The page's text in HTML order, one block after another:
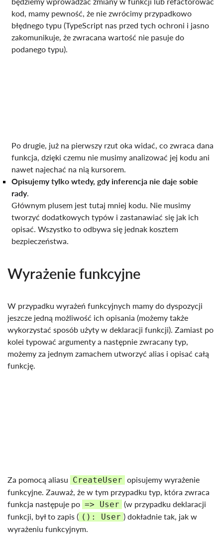
kod, mamy pewność, że nie zwrócimy przypadkowo
błędnego typu (TypeScript nas przed tych ochroni i jasno
zakomunikuje, że zwracana wartość nie pasuje do
podanego typu).
Po drugie, już na pierwszy rzut oka widać, co zwraca dana
funkcja, dzięki czemu nie musimy analizować jej kodu ani
nawet najechać na nią kursorem.
Opisujemy tylko wtedy, gdy inferencja nie daje sobie
rady.
Głównym plusem jest tutaj mniej kodu. Nie musimy
tworzyć dodatkowych typów i zastanawiać się jak ich
opisać. Wszystko to odbywa się jednak kosztem
bezpieczeństwa.
Wyrażenie funkcyjne
W przypadku wyrażeń funkcyjnych mamy do dyspozycji
jeszcze jedną możliwość ich opisania (możemy także
wykorzystać sposób użyty w deklaracji funkcji). Zamiast po
kolei typować argumenty a następnie zwracany typ,
możemy za jednym zamachem utworzyć alias i opisać całą
funkcję.
Za pomocą aliasu CreateUser opisujemy wyrażenie
funkcyjne. Zauważ, że w tym przypadku typ, która zwraca
funkcja następuje po => User (w przypadku deklaracji
funkcji, był to zapis ( (): User ) dokładnie tak, jak w
wyrażeniu funkcyjnym.